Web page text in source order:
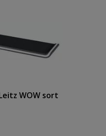
WOW sort